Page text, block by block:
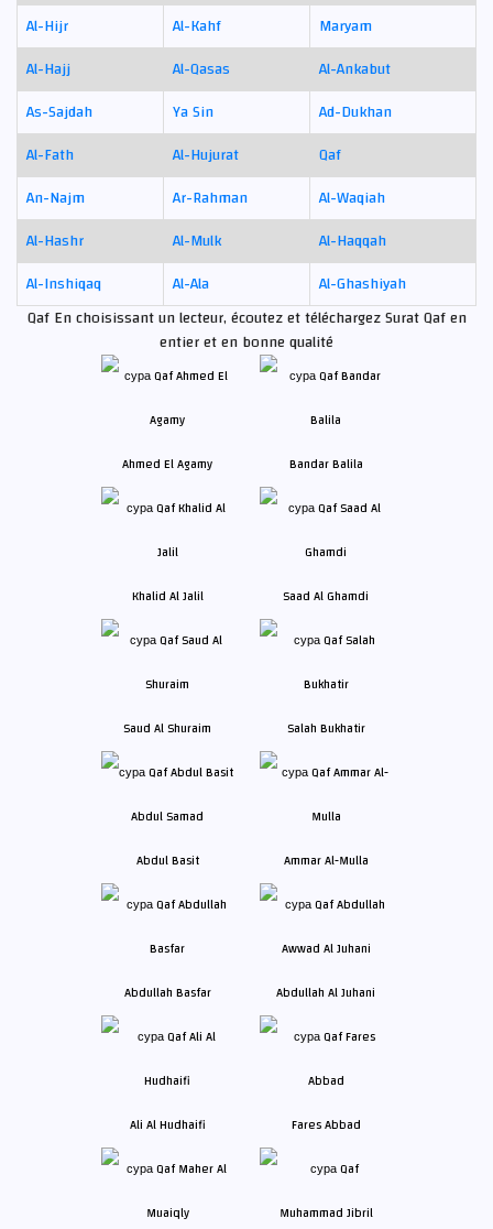
Al-Hijr
Al-Kahf
Maryam
Al-Hajj
Al-Qasas
Al-Ankabut
As-Sajdah
Ya Sin
Ad-Dukhan
Al-Fath
Al-Hujurat
Qaf
An-Najm
Ar-Rahman
Al-Waqiah
Al-Hashr
Al-Mulk
Al-Haqqah
Al-Inshiqaq
Al-Ala
Al-Ghashiyah
Qaf En choisissant un lecteur, écoutez et téléchargez Surat Qaf en
entier et en bonne qualité
Ahmed El Agamy Bandar Balila
Khalid Al Jalil Saad Al Ghamdi
Saud Al Shuraim Salah Bukhatir
Abdul Basit Ammar Al-Mulla
Abdullah Basfar Abdullah Al Juhani
Ali Al Hudhaifi Fares Abbad